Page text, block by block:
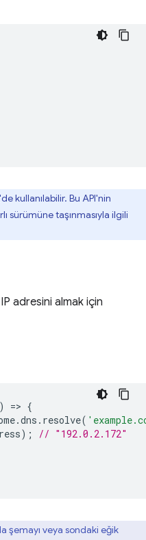
'de kullanılabilir. Bu API'nin
sürümüne taşınmasıyla ilgili
IP adresini almak için
=> {
.dns . resolve(
);
// "192.0.2.172"
şemayı veya sondaki eğik